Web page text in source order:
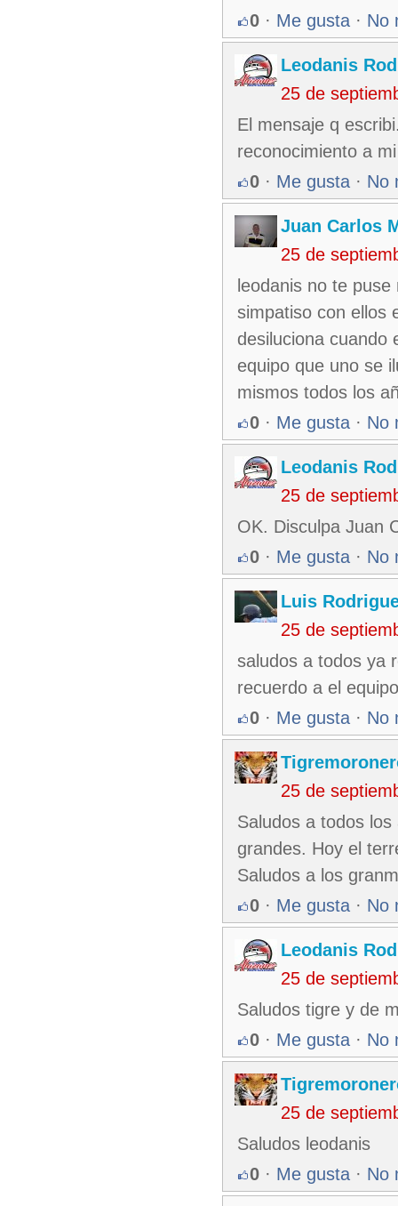
0 · Me gusta · No
Leodanis
25 de
El mensaje q
reconocimiento a
0 · Me gusta · No
Juan Carlos
25 de
leodanis no te
simpatiso con ellos
desiluciona cuando
equipo que uno se
mismos todos los
0 · Me gusta · No
Leodanis
25 de
OK. Disculpa Juan
0 · Me gusta · No
Luis
25 de
saludos a todos ya
recuerdo a el
0 · Me gusta · No
25 de
Saludos a todos
grandes. Hoy el
Saludos a los
0 · Me gusta · No
Leodanis
25 de
Saludos tigre y de
0 · Me gusta · No
25 de
Saludos leodanis
0 · Me gusta · No